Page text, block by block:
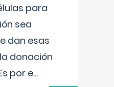
para
sea
dan esas
donación
por e...